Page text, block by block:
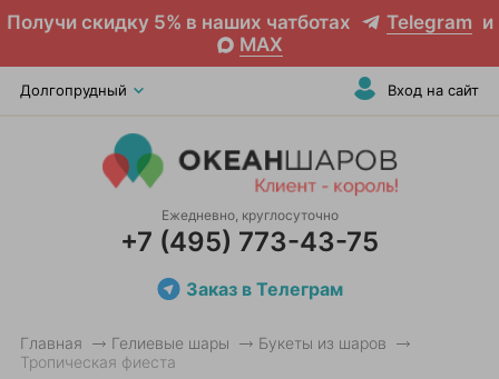
Получи скидку 5% в наших чатботах Telegram и
MAX
Долгопрудный Вход на сайт
Ежедневно, круглосуточно
+7 (495) 773-43-75
Заказ в Телеграм
Главная Гелиевые шары
Букеты из шаров
Тропическая фиеста